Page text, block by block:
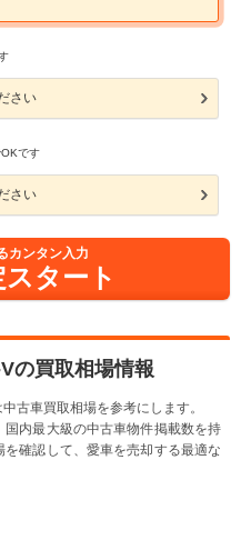
さい
です
さい
カンタン入力
タート
の買取相場情報
古車買取相場を参考にします。
内最大級の中古車物件掲載数を持
確認して、愛車を売却する最適な